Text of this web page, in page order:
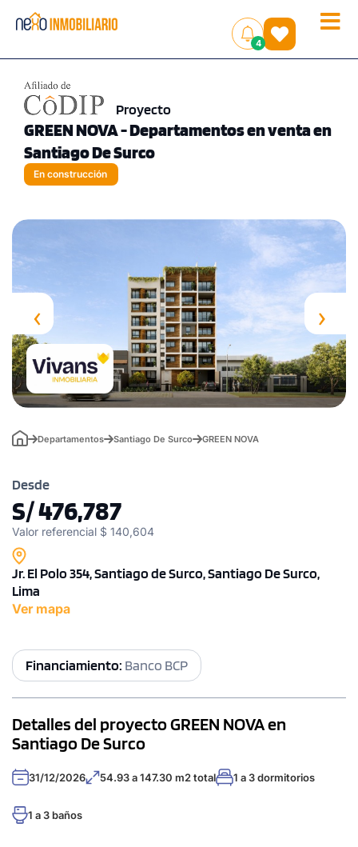
Toggle
4
()
Proyecto
GREEN NOVA - Departamentos en venta en
Santiago De Surco
En construcción
‹ ›
Departamentos Santiago De Surco GREEN NOVA
Desde
S/ 476,787
Valor referencial $ 140,604
Jr. El Polo 354, Santiago de Surco, Santiago De Surco,
Lima
Ver mapa
Financiamiento: Banco BCP
Detalles del proyecto GREEN NOVA en
Santiago De Surco
31/12/2026 54.93 a 147.30 m2 total 1 a 3 dormitorios
1 a 3 baños